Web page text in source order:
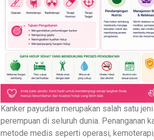
Kanker payudara merupakan salah satu
perempuan di seluruh dunia. Penanganan
metode medis seperti operasi,